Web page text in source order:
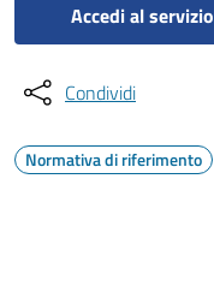
Accedi al servizio
Condividi
Normativa di riferimento